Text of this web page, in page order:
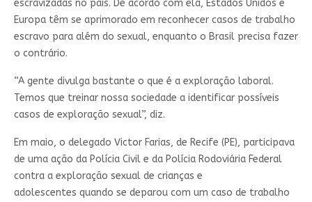
escravizadas no país. De acordo com ela, Estados Unidos e
Europa têm se aprimorado em reconhecer casos de trabalho
escravo para além do sexual, enquanto o Brasil precisa fazer
o contrário.
“A gente divulga bastante o que é a exploração laboral.
Temos que treinar nossa sociedade a identificar possíveis
casos de exploração sexual”, diz.
Em maio, o delegado Victor Farias, de Recife (PE), participava
de uma ação da Polícia Civil e da Polícia Rodoviária Federal
contra a exploração sexual de crianças e
adolescentes quando se deparou com um caso de trabalho